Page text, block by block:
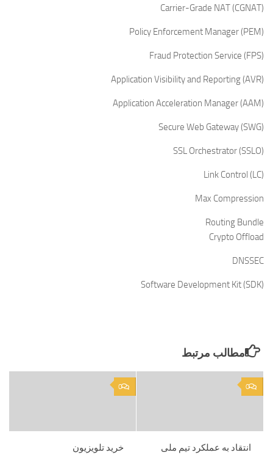
Carrier-Grade NAT (CGNAT)
Policy Enforcement Manager (PEM)
Fraud Protection Service (FPS)
Application Visibility and Reporting (AVR)
Application Acceleration Manager (AAM)
Secure Web Gateway (SWG)
SSL Orchestrator (SSLO)
Link Control (LC)
Max Compression
Routing Bundle
Crypto Offload
DNSSEC
Software Development Kit (SDK)
مطالب مرتبط
0
خرید تلویزیون
0
انتقاد به عملکرد تیم ملی